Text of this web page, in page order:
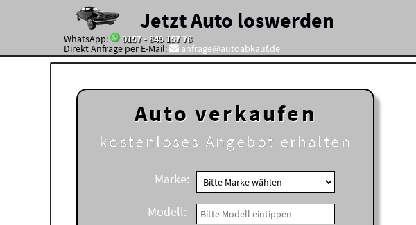
Jetzt Auto loswerden
WhatsApp: 0157 - 849 157 78
Direkt Anfrage per E-Mail: anfrage@autoabkauf.de
Auto verkaufen
kostenloses Angebot erhalten
Marke:
Modell: